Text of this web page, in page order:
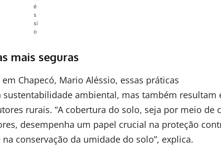
é
s
si
o
mais seguras
Chapecó, Mario Aléssio, essas práticas
ambiental, mas também resultam
rurais. “A cobertura do solo, seja por meio de
desempenha um papel crucial na proteção
conservação da umidade do solo”, explica.